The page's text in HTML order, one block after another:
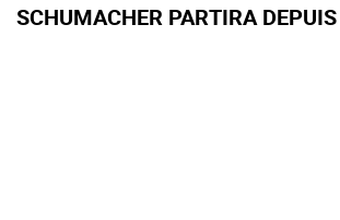
SCHUMACHER PARTIRA